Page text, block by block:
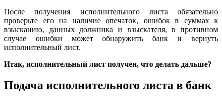
После получения исполнительного листа обязательно
проверьте его на наличие опечаток, ошибок в суммах к
взысканию, данных должника и взыскателя, в противном
случае ошибки может обнаружить банк и вернуть
исполнительный лист.
Итак, исполнительный лист получен, что делать дальше?
Подача исполнительного листа в банк